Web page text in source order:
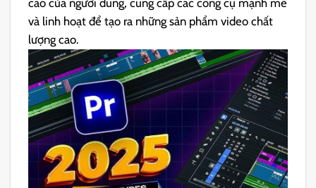
và linh hoạt để tạo ra những sản phẩm video chất
lượng cao.